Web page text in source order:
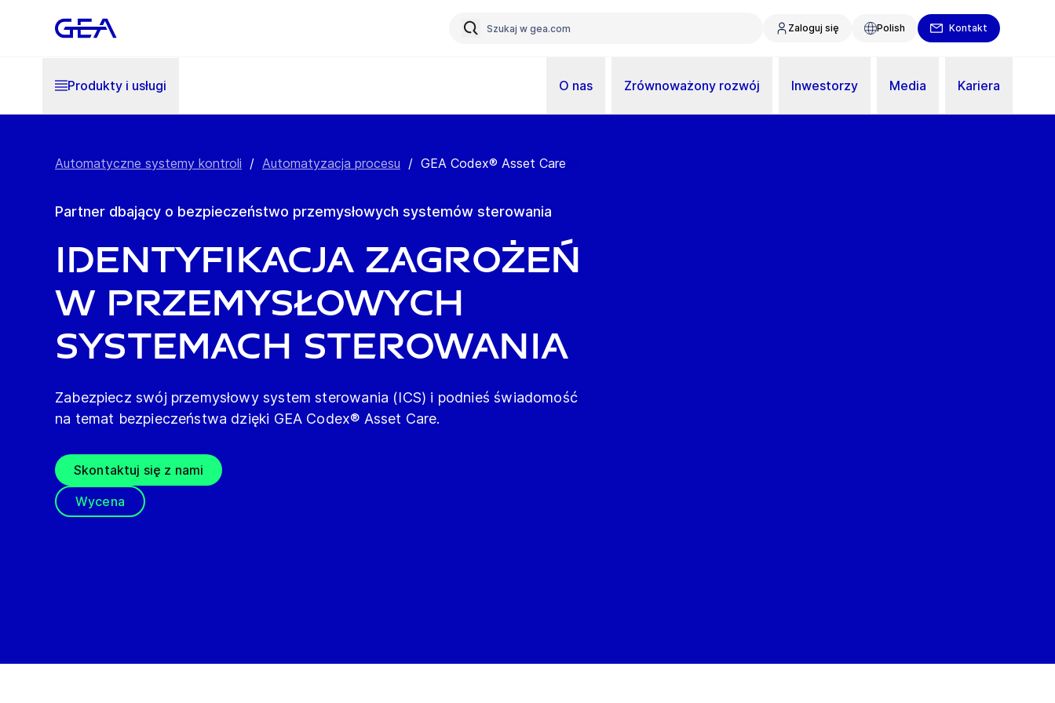
Zaloguj się Polish Kontakt
Produkty i usługi O nas Zrównoważony rozwój Inwestorzy Media Kariera
Automatyczne systemy kontroli / Automatyzacja procesu / GEA Codex® Asset Care
Partner dbający o bezpieczeństwo przemysłowych systemów sterowania
Identyfikacja zagrożeń
w przemysłowych
systemach sterowania
Zabezpiecz swój przemysłowy system sterowania (ICS) i podnieś świadomość
na temat bezpieczeństwa dzięki GEA Codex® Asset Care.
Skontaktuj się z nami
Wycena